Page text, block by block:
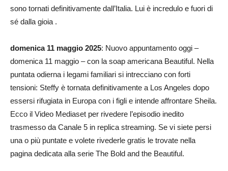
sono tornati definitivamente dall’Italia. Lui è incredulo e fuori di
sé dalla gioia .
domenica 11 maggio 2025: Nuovo appuntamento oggi –
domenica 11 maggio – con la soap americana Beautiful. Nella
puntata odierna i legami familiari si intrecciano con forti
tensioni: Steffy è tornata definitivamente a Los Angeles dopo
essersi rifugiata in Europa con i figli e intende affrontare Sheila.
Ecco il Video Mediaset per rivedere l’episodio inedito
trasmesso da Canale 5 in replica streaming. Se vi siete persi
una o più puntate e volete rivederle gratis le trovate nella
pagina dedicata alla serie The Bold and the Beautiful.